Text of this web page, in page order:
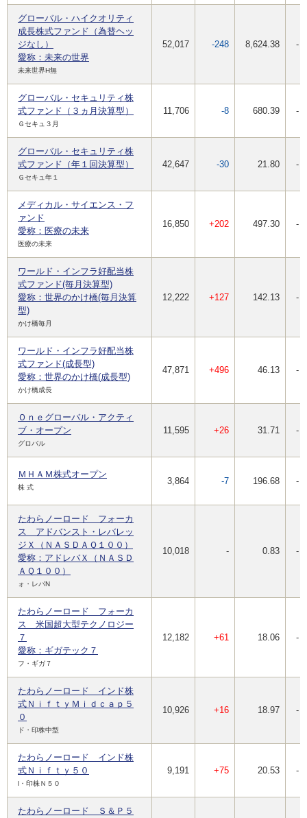
グローバル・ハイクオリティ
成長株式ファンド（為替ヘッ
ジなし）
愛称：未来の世界
未来世界H無
52,017 -248 8,624.38 -
グローバル・セキュリティ株
式ファンド（３ヵ月決算型）
Ｇセキュ３月
11,706 -8 680.39 -
グローバル・セキュリティ株
式ファンド（年１回決算型）
Ｇセキュ年１
42,647 -30 21.80 -
メディカル・サイエンス・フ
ァンド
愛称：医療の未来
医療の未来
16,850 +202 497.30 -
ワールド・インフラ好配当株
式ファンド(毎月決算型)
愛称：世界のかけ橋(毎月決算
型)
かけ橋毎月
12,222 +127 142.13 -
ワールド・インフラ好配当株
式ファンド(成長型)
愛称：世界のかけ橋(成長型)
かけ橋成長
47,871 +496 46.13 -
Ｏｎｅグローバル・アクティ
ブ・オープン
グロバル
11,595 +26 31.71 -
ＭＨＡＭ株式オープン
株 式
3,864 -7 196.68 -
たわらノーロード フォーカ
ス アドバンスト・レバレッ
ジＸ（ＮＡＳＤＡＱ１００）
愛称：アドレバＸ（ＮＡＳＤ
ＡＱ１００）
ォ・レバN
10,018 - 0.83 -
たわらノーロード フォーカ
ス 米国超大型テクノロジー
７
愛称：ギガテック７
フ・ギガ７
12,182 +61 18.06 -
たわらノーロード インド株
式ＮｉｆｔｙＭｉｄｃａｐ５
０
ド・印株中型
10,926 +16 18.97 -
たわらノーロード インド株
式Ｎｉｆｔｙ５０
l・印株Ｎ５０
9,191 +75 20.53 -
たわらノーロード Ｓ＆Ｐ５